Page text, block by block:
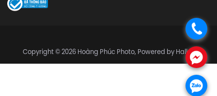
.
.
.
Copyright © 2026 Hoàng Phúc Photo, Powered by Halley